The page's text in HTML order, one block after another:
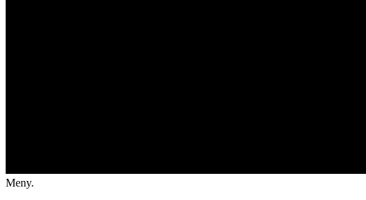
Meny.